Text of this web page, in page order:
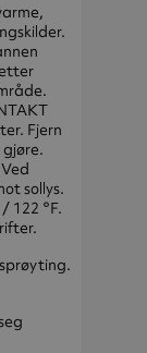
Fjern
sollys.
122 °F.